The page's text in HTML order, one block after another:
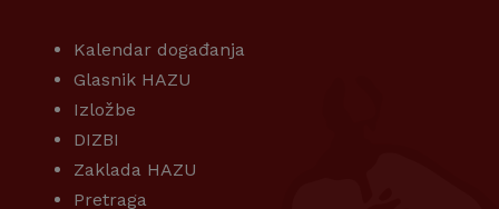
Kalendar događanja
Glasnik HAZU
Izložbe
DIZBI
Zaklada HAZU
Pretraga